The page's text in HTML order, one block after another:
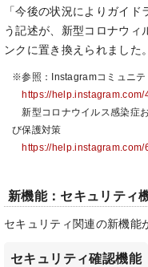
「今後の状況によりガイ
う記述が、新型コロナウィ
ンクに置き換えられました。
※参照：Instagramコミュニテ
https://
新型コロナウイルス感染症
び保護対策
https://
新機能：セキュリティ
セキュリティ関連の新機能
セキュリティ確認機能